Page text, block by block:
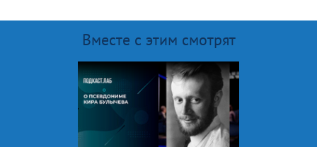
Вместе с этим смотрят